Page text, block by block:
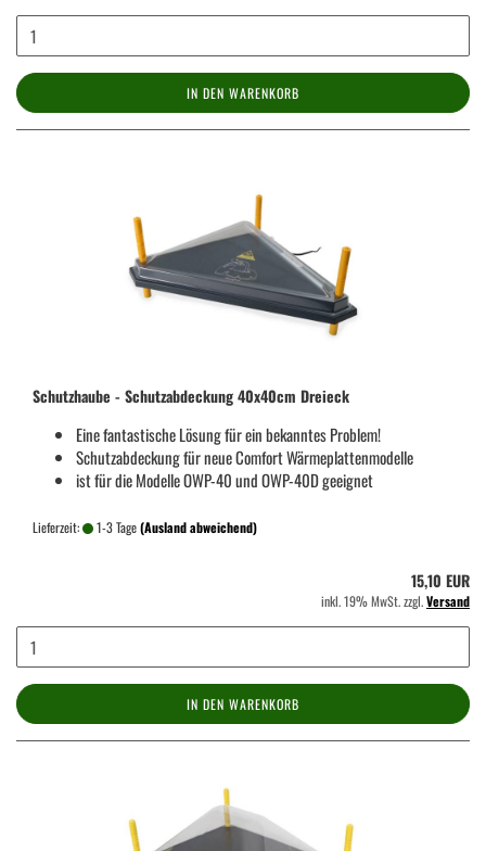
IN DEN WARENKORB
Schutzhaube - Schutzabdeckung 40x40cm Dreieck
Eine fantastische Lösung für ein bekanntes Problem!
Schutzabdeckung für neue Comfort Wärmeplattenmodelle
ist für die Modelle OWP-40 und OWP-40D geeignet
Lieferzeit: 1-3 Tage(Ausland abweichend)
15,10 EUR
inkl. 19% MwSt. zzgl.Versand
IN DEN WARENKORB